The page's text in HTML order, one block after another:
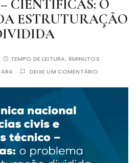
CIENTÍFICAS: O
ESTRUTURAÇÃO
TEMPO DE LEITURA: 6MINUTOS
DEIXE UM COMENTÁRIO